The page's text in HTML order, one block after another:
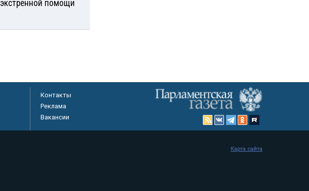
помощи
Контакты
Реклама
Вакансии
Карта сайта